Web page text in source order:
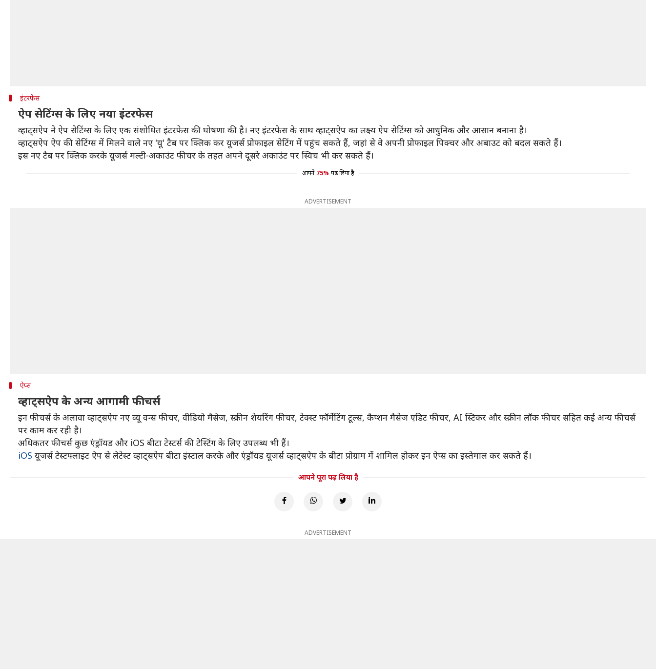
इंटरफेस
ऐप सेटिंग्स के लिए नया इंटरफेस
व्हाट्सऐप ने ऐप सेटिंग्स के लिए एक संशोधित इंटरफेस की घोषणा की है। नए इंटरफेस के साथ व्हाट्सऐप का लक्ष्य ऐप सेटिंग्स को आधुनिक और आसान बनाना है।
व्हाट्सऐप ऐप की सेटिंग्स में मिलने वाले नए 'यू' टैब पर क्लिक कर यूजर्स प्रोफाइल सेटिंग में पहुंच सकते हैं, जहां से वे अपनी प्रोफाइल पिक्चर और अबाउट को बदल सकते हैं।
इस नए टैब पर क्लिक करके यूजर्स मल्टी-अकाउंट फीचर के तहत अपने दूसरे अकाउंट पर स्विच भी कर सकते हैं।
आपने 75% पढ़ लिया है
ADVERTISEMENT
ऐप्स
व्हाट्सऐप के अन्य आगामी फीचर्स
इन फीचर्स के अलावा व्हाट्सऐप नए व्यू वन्स फीचर, वीडियो मैसेज, स्क्रीन शेयरिंग फीचर, टेक्स्ट फॉर्मेटिंग टूल्स, कैप्शन मैसेज एडिट फीचर, AI स्टिकर और स्क्रीन लॉक फीचर सहित कई अन्य फीचर्स
पर काम कर रही है।
अधिकतर फीचर्स कुछ एंड्रॉयड और iOS बीटा टेस्टर्स की टेस्टिंग के लिए उपलब्ध भी हैं।
iOS यूजर्स टेस्टफ्लाइट ऐप से लेटेस्ट व्हाट्सऐप बीटा इंस्टाल करके और एंड्रॉयड यूजर्स व्हाट्सऐप के बीटा प्रोग्राम में शामिल होकर इन ऐप्स का इस्तेमाल कर सकते हैं।
आपने पूरा पढ़ लिया है
ADVERTISEMENT